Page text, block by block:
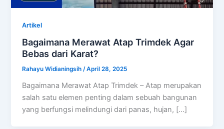
Artikel
Bagaimana Merawat Atap Trimdek Agar
Bebas dari Karat?
Rahayu Widianingsih/April 28, 2025
Bagaimana Merawat Atap Trimdek – Atap merupakan
salah satu elemen penting dalam sebuah bangunan
yang berfungsi melindungi dari panas, hujan, […]